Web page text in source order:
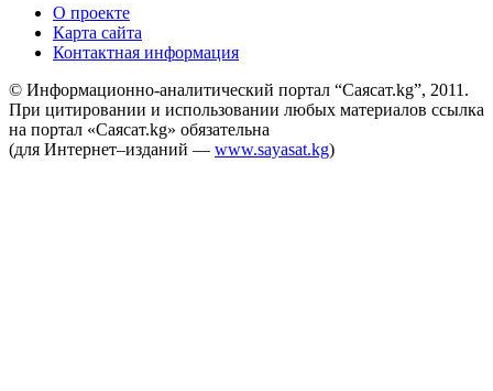
О проекте
Карта сайта
Контактная информация
© Информационно-аналитический портал “Саясат.kg”, 2011.
При цитировании и использовании любых материалов ссылка
на портал «Саясат.kg» обязательна
(для Интернет–изданий — www.sayasat.kg)